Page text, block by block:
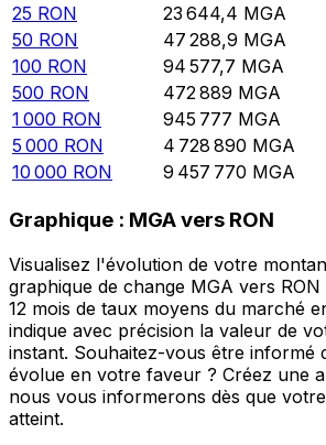
25 RON 23 644,4 MGA
50 RON 47 288,9 MGA
100 RON 94 577,7 MGA
500 RON 472 889 MGA
1 000 RON 945 777 MGA
5 000 RON 4 728 890 MGA
10 000 RON 9 457 770 MGA
Graphique : MGA vers RON
Visualisez l'évolution de votre
graphique de change MGA vers
12 mois de taux moyens du marché
indique avec précision la valeur de
instant. Souhaitez-vous être informé
évolue en votre faveur ? Créez une
nous vous informerons dès que
atteint.